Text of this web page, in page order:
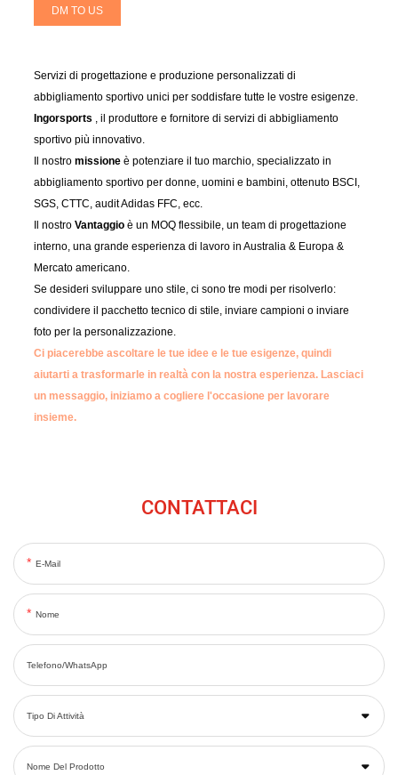
DM TO US
Servizi di progettazione e produzione personalizzati di
abbigliamento sportivo unici per soddisfare tutte le vostre esigenze.
Ingorsports , il produttore e fornitore di servizi di abbigliamento
sportivo più innovativo.
Il nostromissioneè potenziare il tuo marchio, specializzato in
abbigliamento sportivo per donne, uomini e bambini, ottenuto BSCI,
SGS, CTTC, audit Adidas FFC, ecc.
Il nostroVantaggioè un MOQ flessibile, un team di progettazione
interno, una grande esperienza di lavoro in Australia & Europa &
Mercato americano.
Se desideri sviluppare uno stile, ci sono tre modi per risolverlo:
condividere il pacchetto tecnico di stile, inviare campioni o inviare
foto per la personalizzazione.
Ci piacerebbe ascoltare le tue idee e le tue esigenze, quindi
aiutarti a trasformarle in realtà con la nostra esperienza. Lasciaci
un messaggio, iniziamo a cogliere l'occasione per lavorare
insieme.
CONTATTACI
E-Mail
Nome
Telefono/WhatsApp
Tipo Di Attività
Nome Del Prodotto